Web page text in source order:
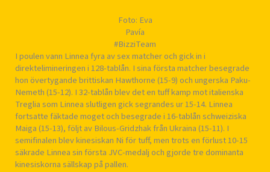
Foto: Eva
Pavía
#BizziTeam
I poulen vann Linnea fyra av sex matcher och gick in i
direktelimineringen i 128-tablån. I sina första matcher besegrade
hon övertygande brittiskan Hawthorne (15-9) och ungerska Paku-
Nemeth (15-12). I 32-tablån blev det en tuff kamp mot italienska
Treglia som Linnea slutligen gick segrandes ur 15-14. Linnea
fortsatte fäktade moget och besegrade i 16-tablån schweiziska
Maiga (15-13), följt av Bilous-Gridzhak från Ukraina (15-11). I
semifinalen blev kinesiskan Ni för tuff, men trots en förlust 10-15
säkrade Linnea sin första JVC-medalj och gjorde tre dominanta
kinesiskorna sällskap på pallen.